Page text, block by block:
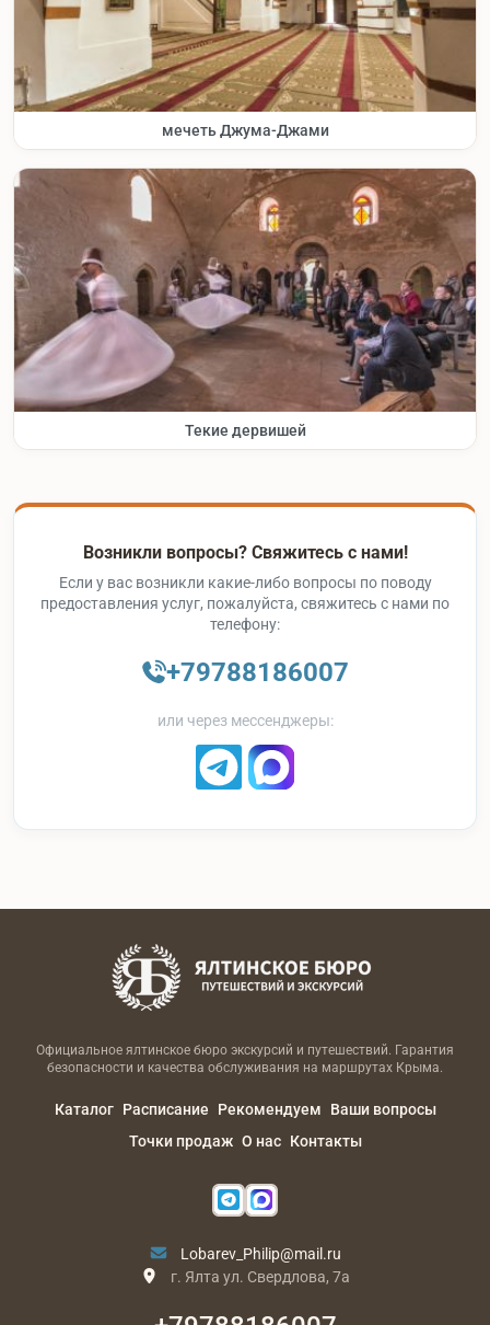
мечеть Джума-Джами
Текие дервишей
Возникли вопросы? Свяжитесь с нами!
Если у вас возникли какие-либо вопросы по поводу
предоставления услуг, пожалуйста, свяжитесь с нами по
телефону:
+79788186007
или через мессенджеры:
Официальное ялтинское бюро экскурсий и путешествий. Гарантия
безопасности и качества обслуживания на маршрутах Крыма.
Каталог Расписание Рекомендуем
Ваши вопросы
Точки продаж О нас Контакты
Lobarev_Philip@mail.ru
г. Ялта ул. Свердлова, 7а